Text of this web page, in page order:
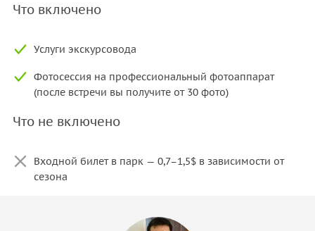
Что включено
Услуги экскурсовода
Фотосессия на профессиональный фотоаппарат
(после встречи вы получите от 30 фото)
Что не включено
Входной билет в парк — 0,7–1,5$ в зависимости от
сезона